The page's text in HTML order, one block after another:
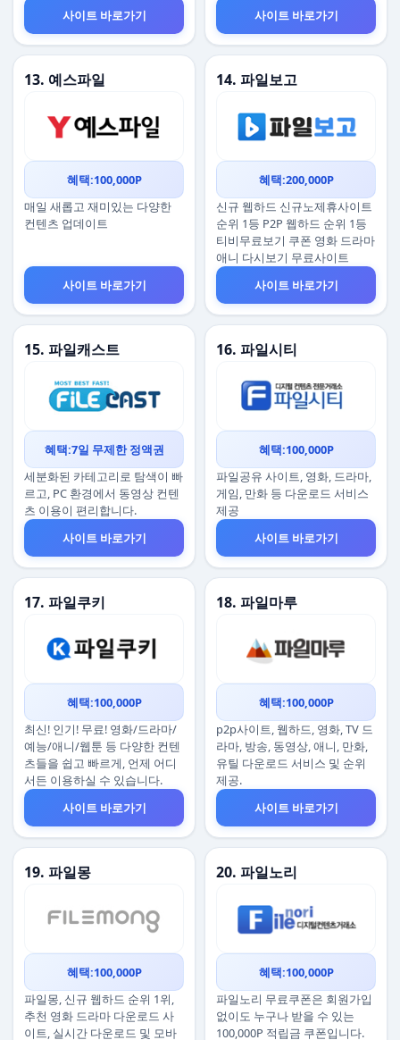
사이트 바로가기
사이트 바로가기
13. 예스파일
혜택:100,000P
매일 새롭고 재미있는 다양한
컨텐츠 업데이트
사이트 바로가기
14. 파일보고
혜택:200,000P
신규 웹하드 신규노제휴사이트
순위 1등 P2P 웹하드 순위 1등
티비무료보기 쿠폰 영화 드라마
애니 다시보기 무료사이트
사이트 바로가기
15. 파일캐스트
혜택:7일 무제한 정액권
세분화된 카테고리로 탐색이 빠
르고, PC 환경에서 동영상 컨텐
츠 이용이 편리합니다.
사이트 바로가기
16. 파일시티
혜택:100,000P
파일공유 사이트, 영화, 드라마,
게임, 만화 등 다운로드 서비스
제공
사이트 바로가기
17. 파일쿠키
혜택:100,000P
최신! 인기! 무료! 영화/드라마/
예능/애니/웹툰 등 다양한 컨텐
츠들을 쉽고 빠르게, 언제 어디
서든 이용하실 수 있습니다.
사이트 바로가기
18. 파일마루
혜택:100,000P
p2p사이트, 웹하드, 영화, TV 드
라마, 방송, 동영상, 애니, 만화,
유틸 다운로드 서비스 및 순위
제공.
사이트 바로가기
19. 파일몽
혜택:100,000P
파일몽, 신규 웹하드 순위 1위,
추천 영화 드라마 다운로드 사
이트, 실시간 다운로드 및 모바
20. 파일노리
혜택:100,000P
파일노리 무료쿠폰은 회원가입
없이도 누구나 받을 수 있는
100,000P 적립금 쿠폰입니다.